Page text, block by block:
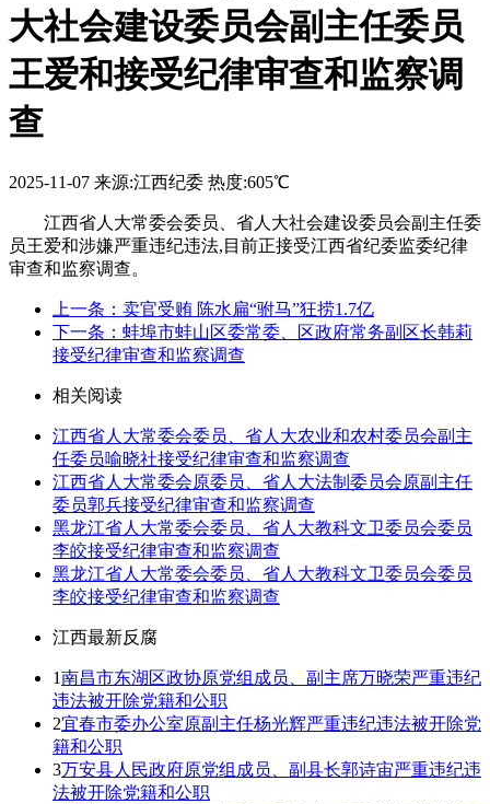
大社会建设委员会副主任委员
王爱和接受纪律审查和监察调
查
2025-11-07 来源:江西纪委 热度:605℃
江西省人大常委会委员、省人大社会建设委员会副主任委
员王爱和涉嫌严重违纪违法,目前正接受江西省纪委监委纪律
审查和监察调查。
上一条：卖官受贿 陈水扁“驸马”狂捞1.7亿
下一条：蚌埠市蚌山区委常委、区政府常务副区长韩莉
接受纪律审查和监察调查
相关阅读
江西省人大常委会委员、省人大农业和农村委员会副主
任委员喻晓社接受纪律审查和监察调查
江西省人大常委会原委员、省人大法制委员会原副主任
委员郭兵接受纪律审查和监察调查
黑龙江省人大常委会委员、省人大教科文卫委员会委员
李皎接受纪律审查和监察调查
​黑龙江省人大常委会委员、省人大教科文卫委员会委员
李皎接受纪律审查和监察调查
江西最新反腐
1南昌市东湖区政协原党组成员、副主席万晓荣严重违纪
违法被开除党籍和公职
2宜春市委办公室原副主任杨光辉严重违纪违法被开除党
籍和公职
3万安县人民政府原党组成员、副县长郭诗宙严重违纪违
法被开除党籍和公职